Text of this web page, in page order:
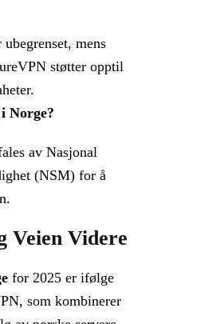
mens
støtter opptil
Norge?
av Nasjonal
(NSM) for å
Veien Videre
for 2025 er ifølge
som kombinerer